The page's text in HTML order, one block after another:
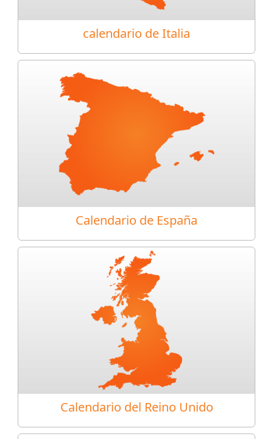
calendario de Italia
Calendario de España
Calendario del Reino Unido